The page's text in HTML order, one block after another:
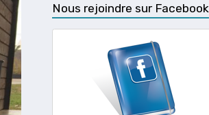
Nous rejoindre sur Facebook